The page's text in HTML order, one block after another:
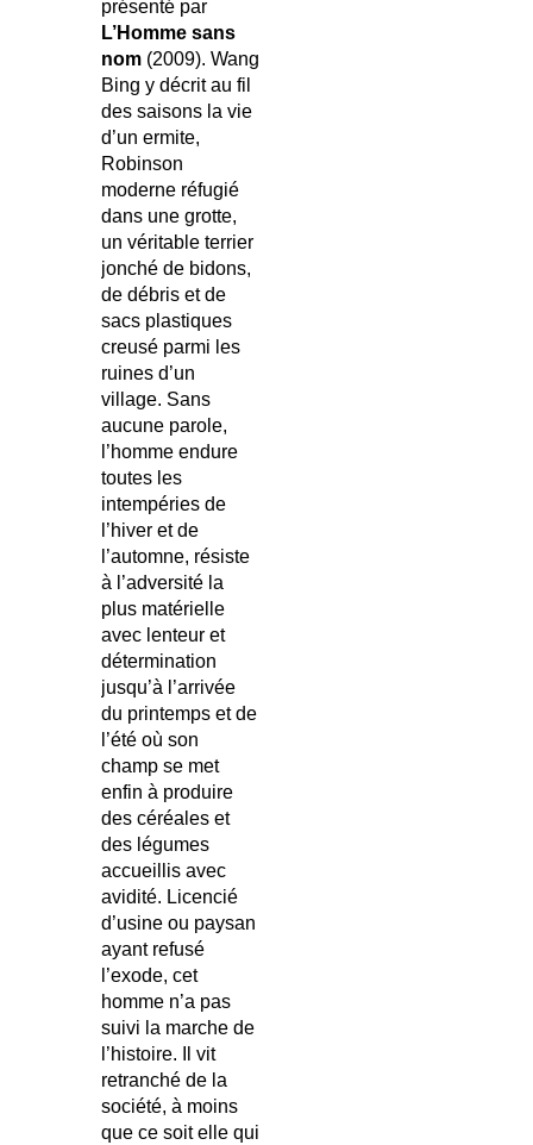
présenté par
L’Homme sans
nom (2009). Wang
Bing y décrit au fil
des saisons la vie
d’un ermite,
Robinson
moderne réfugié
dans une grotte,
un véritable terrier
jonché de bidons,
de débris et de
sacs plastiques
creusé parmi les
ruines d’un
village. Sans
aucune parole,
l’homme endure
toutes les
intempéries de
l’hiver et de
l’automne, résiste
à l’adversité la
plus matérielle
avec lenteur et
détermination
jusqu’à l’arrivée
du printemps et de
l’été où son
champ se met
enfin à produire
des céréales et
des légumes
accueillis avec
avidité. Licencié
d’usine ou paysan
ayant refusé
l’exode, cet
homme n’a pas
suivi la marche de
l’histoire. Il vit
retranché de la
société, à moins
que ce soit elle qui